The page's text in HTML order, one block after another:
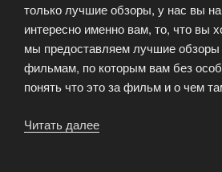
только лучшие обзоры, у нас вы
интересно именно вам, то, что вы
мы предоставляем лучшие обзоры
фильмам, по которым вам без
понять что это за фильм и о чем
Читать далее